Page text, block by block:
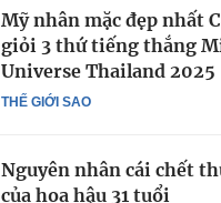
THẾ GIỚI SAO
Mỹ nhân mặc đẹp nhất
giỏi 3 thứ tiếng thắng
Universe Thailand 2025
Nguyên nhân cái chết
của hoa hậu 31 tuổi